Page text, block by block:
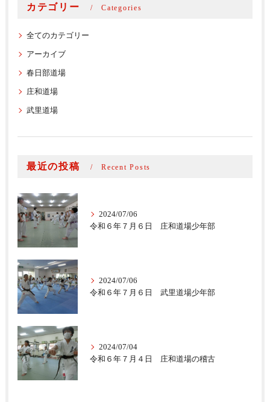
カテゴリー Categories
全てのカテゴリー
アーカイブ
春日部道場
庄和道場
武里道場
最近の投稿 Recent Posts
2024/07/06
令和６年７月６日 庄和道場少年部
2024/07/06
令和６年７月６日 武里道場少年部
2024/07/04
令和６年７月４日 庄和道場の稽古